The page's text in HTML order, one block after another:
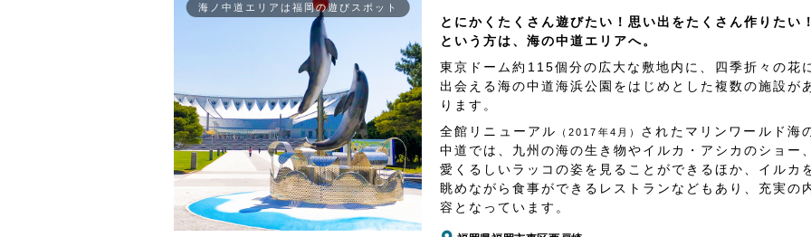
海ノ中道エリアは福岡の遊びスポット
とにかくたくさん遊びたい！思い出をたくさん作りたい
という方は、海の中道エリアへ。
東京ドーム約115個分の広大な敷地内に、四季折々の花
出会える海の中道海浜公園をはじめとした複数の施設が
ります。
全館リニューアル
（2017年4月） されたマリンワールド海
中道では、九州の海の生き物やイルカ・アシカのショー
愛くるしいラッコの姿を見ることができるほか、イルカ
眺めながら食事ができるレストランなどもあり、充実の
容となっています。